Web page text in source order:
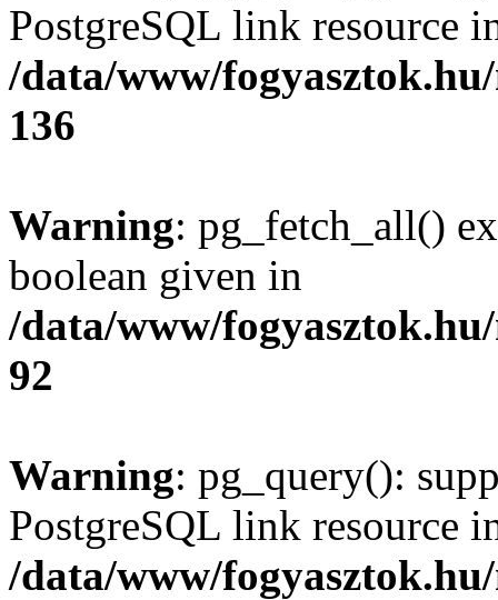
PostgreSQL link resource
/data/www/
136
Warning: pg_fetch_all()
boolean given in
/data/www/
92
Warning: pg_query():
PostgreSQL link resource
/data/www/